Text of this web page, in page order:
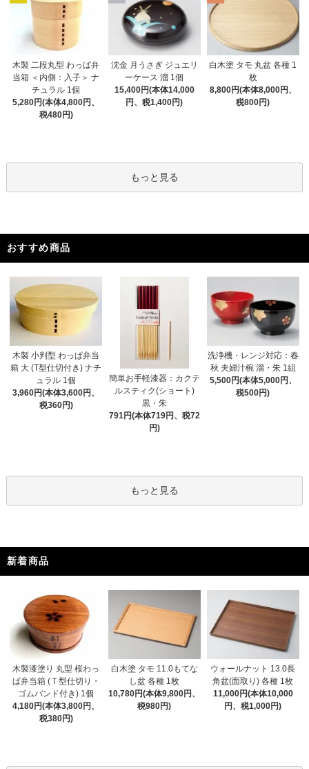
木製 二段丸型 わっぱ弁
当箱 ＜内側：入子＞ ナ
チュラル 1個
5,280円(本体4,800円、
税480円)
沈金 月うさぎ ジュエリ
ーケース 溜 1個
15,400円(本体14,000
円、税1,400円)
白木塗 タモ 丸盆 各種 1
枚
8,800円(本体8,000円、
税800円)
もっと見る
おすすめ商品
木製 小判型 わっぱ弁当
箱 大 (T型仕切付き) ナチ
ュラル 1個
3,960円(本体3,600円、
税360円)
簡単お手軽漆器：カクテ
ルスティク(ショート)
黒・朱
791円(本体719円、税72
円)
洗浄機・レンジ対応：春
秋 夫婦汁椀 溜・朱 1組
5,500円(本体5,000円、
税500円)
もっと見る
新着商品
木製漆塗り 丸型 桜わっ
ぱ弁当箱 (Ｔ型仕切り・
ゴムバンド付き) 1個
4,180円(本体3,800円、
税380円)
白木塗 タモ 11.0もてな
し盆 各種 1枚
10,780円(本体9,800円、
税980円)
ウォールナット 13.0長
角盆(面取り) 各種 1枚
11,000円(本体10,000
円、税1,000円)